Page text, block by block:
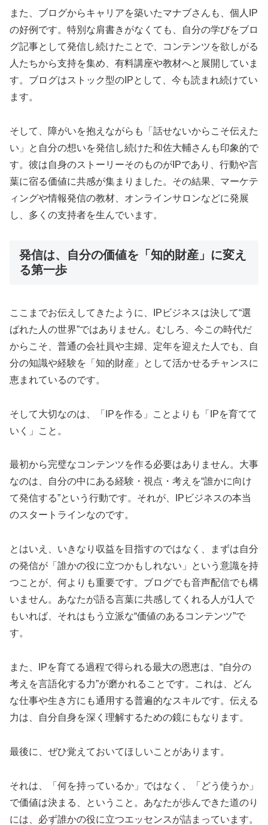
また、ブログからキャリアを築いたマナブさんも、個人IP
の好例です。特別な肩書きがなくても、自分の学びをブロ
グ記事として発信し続けたことで、コンテンツを欲しがる
人たちから支持を集め、有料講座や教材へと展開していま
す。ブログはストック型のIPとして、今も読まれ続けてい
ます。
そして、障がいを抱えながらも「話せないからこそ伝えた
い」と自分の想いを発信し続けた和佐大輔さんも印象的で
す。彼は自身のストーリーそのものがIPであり、行動や言
葉に宿る価値に共感が集まりました。その結果、マーケテ
ィングや情報発信の教材、オンラインサロンなどに発展
し、多くの支持者を生んでいます。
発信は、自分の価値を「知的財産」に変え
る第一歩
ここまでお伝えしてきたように、IPビジネスは決して“選
ばれた人の世界”ではありません。むしろ、今この時代だ
からこそ、普通の会社員や主婦、定年を迎えた人でも、自
分の知識や経験を「知的財産」として活かせるチャンスに
恵まれているのです。
そして大切なのは、「IPを作る」ことよりも「IPを育てて
いく」こと。
最初から完璧なコンテンツを作る必要はありません。大事
なのは、自分の中にある経験・視点・考えを“誰かに向け
て発信する”という行動です。それが、IPビジネスの本当
のスタートラインなのです。
とはいえ、いきなり収益を目指すのではなく、まずは自分
の発信が「誰かの役に立つかもしれない」という意識を持
つことが、何よりも重要です。ブログでも音声配信でも構
いません。あなたが語る言葉に共感してくれる人が1人で
もいれば、それはもう立派な“価値のあるコンテンツ”で
す。
また、IPを育てる過程で得られる最大の恩恵は、“自分の
考えを言語化する力”が磨かれることです。これは、どん
な仕事や生き方にも通用する普遍的なスキルです。伝える
力は、自分自身を深く理解するための鏡にもなります。
最後に、ぜひ覚えておいてほしいことがあります。
それは、「何を持っているか」ではなく、「どう使うか」
で価値は決まる、ということ。あなたが歩んできた道のり
には、必ず誰かの役に立つエッセンスが詰まっています。